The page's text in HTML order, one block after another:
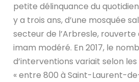
petite délinquance du
y a trois ans, d’une mosquée
secteur de l’Arbresle,
imam modéré. En 2017, le
d’interventions variait selon
« entre 800 à Saint-Laurent-